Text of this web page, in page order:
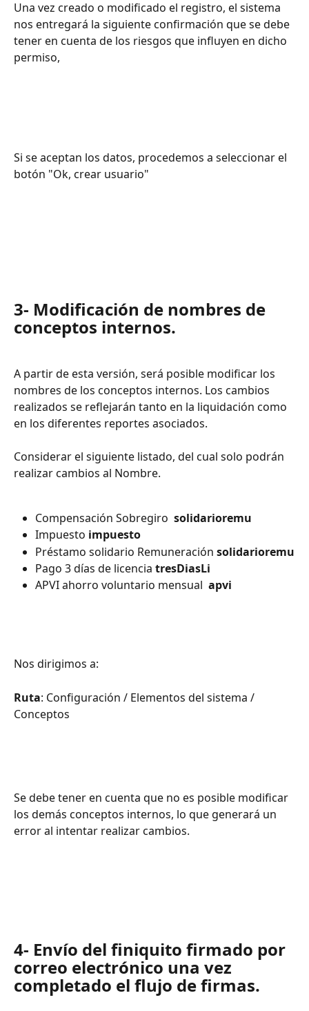
Una vez creado o modificado el registro, el sistema
nos entregará la siguiente confirmación que se debe
tener en cuenta de los riesgos que influyen en dicho
permiso,
Si se aceptan los datos, procedemos a seleccionar el
botón "Ok, crear usuario"
3- Modificación de nombres de
conceptos internos.
A partir de esta versión, será posible modificar los
nombres de los conceptos internos. Los cambios
realizados se reflejarán tanto en la liquidación como
en los diferentes reportes asociados.
Considerar el siguiente listado, del cual solo podrán
realizar cambios al Nombre.
Compensación Sobregiro solidarioremu
Impuesto impuesto
Préstamo solidario Remuneración solidarioremu
Pago 3 días de licencia tresDiasLi
APVI ahorro voluntario mensual apvi
Nos dirigimos a:
Ruta: Configuración / Elementos del sistema /
Conceptos
Se debe tener en cuenta que no es posible modificar
los demás conceptos internos, lo que generará un
error al intentar realizar cambios.
4- Envío del finiquito firmado por
correo electrónico una vez
completado el flujo de firmas.